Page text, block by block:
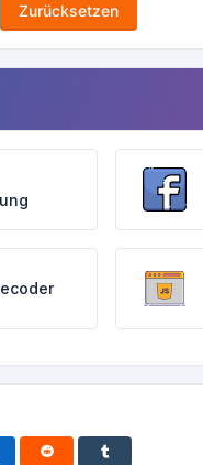
Zurücksetzen